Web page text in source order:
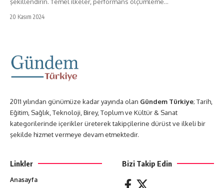
20 Kasım 2024
2011 yılından günümüze kadar yayında olan Gündem Türkiye; Tarih,
Eğitim, Sağlık, Teknoloji, Birey, Toplum ve Kültür & Sanat
kategorilerinde içerikler üreterek takipçilerine dürüst ve ilkeli bir
şekilde hizmet vermeye devam etmektedir.
Linkler
Anasayfa
Bizi Takip Edin